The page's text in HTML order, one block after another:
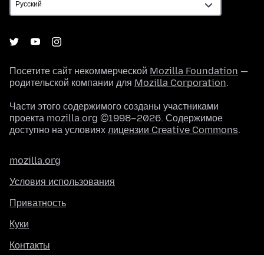
Посетите сайт некоммерческой Mozilla Foundation —
родительской компании для Mozilla Corporation.
Части этого содержимого созданы участниками
проекта mozilla.org ©1998–2026. Содержимое
доступно на условиях лицензии Creative Commons.
mozilla.org
Условия использования
Приватность
Куки
Контакты